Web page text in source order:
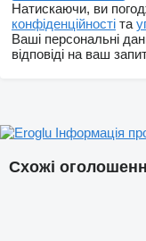
Натискаючи, ви
конфіденційності та
Ваші персональні
відповіді на ваш
Схожі
Інформація